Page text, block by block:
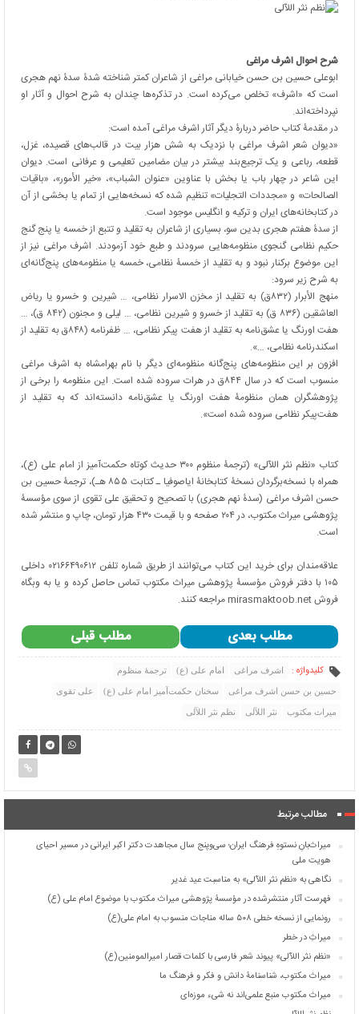
شرح احوال اشرف مراغی
ابوعلی حسین بن حسن خیابانی مراغی از شاعران کمتر شناخته شدۀ سدۀ نهم هجری
است که «اشرف» تخلص می‌کرده است. در تذکره‌ها چندان به شرح احوال و آثار او
نپرداخته‌اند.
در مقدمۀ کتاب حاضر دربارۀ دیگر آثار اشرف مراغی آمده است:
«دیوان شعر اشرف مراغی با نزدیک به شش هزار بیت در قالب‌های قصیده، غزل،
قطعه، رباعی و یک ترجیع‌بند بیشتر در بیان مضامین تعلیمی و عرفانی است. دیوان
این شاعر در چهار باب یا بخش با عناوین «عنوان الشباب»، «خیر الأمور»، «باقیات
الصالحات» و «مجددات التجليات» تنظیم شده که نسخه‌هایی از تمام یا بخشی از آن
در کتابخانه‌های ایران و ترکیه و انگلیس موجود است.
از سدۀ هفتم هجری بدین سو، بسیاری از شاعران به تقلید و تتبع از خمسه یا پنج گنج
حکیم نظامی گنجوی منظومه‌هایی سرودند و طبع خود آزمودند. اشرف مراغی نیز از
این موضوع برکنار نبود و به تقلید از خمسۀ نظامی، خمسه یا منظومه‌های پنج‌گانه‌ای
به شرح زیر سرود:
منهج الأبرار (۸۳۲ق) به تقلید از مخزن الاسرار نظامی، … شیرین و خسرو یا ریاض
العاشقین (۸۳۶ ق) به تقلید از خسرو و شیرین نظامی، … لیلی و مجنون (۸۴۲ ق)، …
هفت اورنگ یا عشق‌نامه به تقلید از هفت پیکر نظامی، … ظفرنامه (۸۴۸ق به تقلید از
اسکندرنامه نظامی، …».
افزون بر این منظومه‌های پنج‌گانه منظومه‌ای دیگر با نام بهرامشاه به اشرف مراغی
منسوب است که در سال ۸۴۴ق در هرات سروده شده است. این منظومه را برخی از
پژوهشگران همان منظومۀ هفت اورنگ یا عشق‌نامه دانسته‌اند که به تقلید از
هفت‌پیکر نظامی سروده شده است».
کتاب «نظم نثر اللآلی» (ترجمۀ منظوم ۳۰۰ حدیث کوتاه حکمت‌آمیز از امام علی (ع)،
همراه با نسخه‌برگردان نسخۀ کتابخانۀ ایاصوفیا ـ کتابت ۸۵۵ هـ)، ترجمۀ حسین بن
حسن اشرف مراغی (سدۀ نهم هجری) با تصحیح و تحقیق علی تقوی از سوی مؤسسۀ
پژوهشی میراث مکتوب، در ۲۰۴ صفحه و با قیمت ۴۳۰ هزار تومان، چاپ و منتشر شده
است.
علاقه‌مندان برای خرید این کتاب می‌توانند از طریق شماره تلفن ۰۲۱۶۶۴۹۰۶۱۲ داخلی
۱۰۵ با دفتر فروش مؤسسۀ پژوهشی میراث مکتوب تماس حاصل کرده و یا به وبگاه
فروشmirasmaktoob.netمراجعه کنند.
مطلب قبلی مطلب بعدی
کلیدواژه : اشرف مراغی امام علی (ع) ترجمۀ منظوم
حسین بن حسن اشرف مراغی سخنان حکمت‌آمیز امام علی (ع) علی تقوی
میراث مکتوب نثر اللآلی نظم نثر اللآلی
مطالب مرتبط
میراث‌بانِ نستوهِ فرهنگ ایران؛ سی‌وپنج سال مجاهدت دکتر اکبر ایرانی در مسیر احیای
هویت ملی
نگاهی به «نظم نثر اللآلی» به مناسبت عید غدیر
فهرست آثار منتشرشده در مؤسسۀ پژوهشی میراث مکتوب با موضوع امام علی (ع)
رونمایی از نسخه خطی ۵۰۸ ساله مناجات منسوب به امام علی(ع)
میراثِ در خطر
«نظم نثر اللآلی» پیوند شعر فارسی با کلمات قصار امیرالمومنین(ع)
میراث مکتوب، شناسنامۀ دانش و فکر و فرهنگ ما
میراث مکتوب منبع علمی‌اند نه شیء موزه‌ای